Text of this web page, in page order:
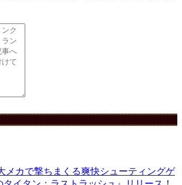
メカで撃ちまくる爽快シューティングゲ